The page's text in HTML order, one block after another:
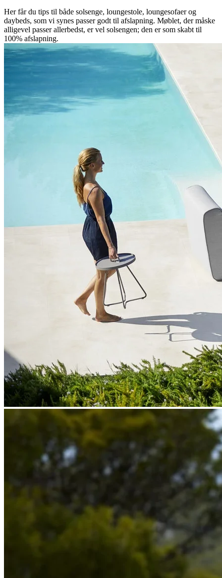
Her får du tips til både solsenge, loungestole, loungesofaer og
daybeds, som vi synes passer godt til afslapning. Møblet, der måske
alligevel passer allerbedst, er vel solsengen; den er som skabt til
100% afslapning.
Solstolen i serien Conic har en virkelig flot og enkel design.
Rammen er af aluminium, og med de store hjul på konstruktionen er